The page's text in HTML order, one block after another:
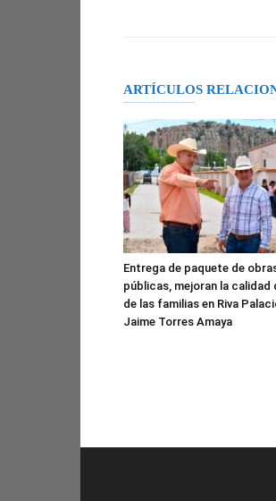
ARTÍCULOS
Entrega de paquete de
públicas, mejoran la calidad
de las familias en Riva
Jaime Torres Amaya